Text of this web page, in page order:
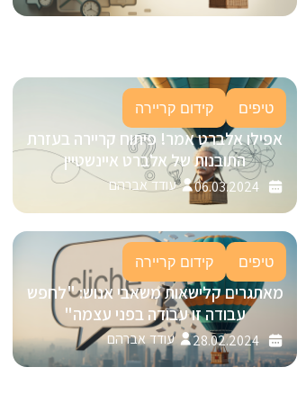
טיפים קידום קריירה
אפילו אלברט אמר! פיתוח קריירה בעזרת
התובנות של אלברט איינשטיין
06.03.2024 עודד אברהם
טיפים קידום קריירה
מאתגרים קלישאות משאבי אנוש: "לחפש
עבודה זו עבודה בפני עצמה"
28.02.2024 עודד אברהם